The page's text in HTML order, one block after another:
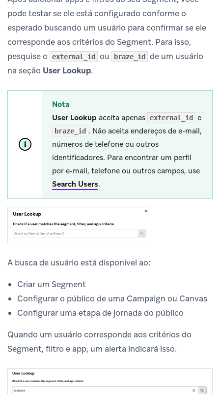
pode testar se ele está configurado conforme o
esperado buscando um usuário para confirmar se ele
corresponde aos critérios do Segment. Para isso,
pesquise o
external_id ou braze_id de um usuário
na seção User Lookup.
Nota
User Lookup aceita apenas external_id e
braze_id . Não aceita endereços de e-mail,
números de telefone ou outros
identificadores. Para encontrar um perfil
por e-mail, telefone ou outros campos, use
Search Users.
A busca de usuário está disponível ao:
Criar um Segment
Configurar o público de uma Campaign ou Canvas
Configurar uma etapa de jornada do público
Quando um usuário corresponde aos critérios do
Segment, filtro e app, um alerta indicará isso.